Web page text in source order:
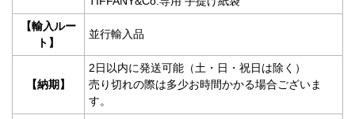
【輸入ルー
ト】
並行輸入品
【納期】
2日以内に発送可能（土・日・祝日は除く）
売り切れの際は多少お時間かかる場合ございま
す。